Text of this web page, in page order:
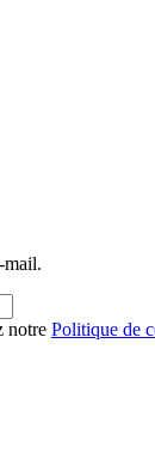
mail.
notre Politique de